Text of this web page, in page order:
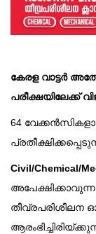
കേരള വാട്ടർ
പരീക്ഷയിലേക്ക്
64
Civil/Chemical/